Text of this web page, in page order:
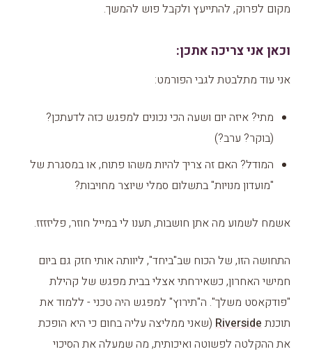
מקום לפרוק, להתייעץ ולקבל פוש להמשך.
וכאן אני צריכה אתכן:
אני עוד מתלבטת לגבי הפורמט:
מתי? איזה יום ושעה הכי נכונים למפגש כזה לדעתכן?
(בוקר? ערב?)
המודל? האם זה צריך להיות משהו פתוח, או במסגרת של
"מועדון מנויות" בתשלום סמלי שיוצר מחויבות?
אשמח לשמוע מה אתן חושבות, תענו לי במייל חוזר, פליזזזז.
התחושה הזו, של הכוח שב"ביחד", ליוותה אותי חזק גם ביום
חמישי האחרון, כשאירחתי אצלי בבית מפגש של קהילת
"פודקאסט משלך". ה"תירוץ" למפגש היה טכני - ללמוד את
תוכנתRiverside (שאני ממליצה עליה בחום כי היא הופכת
את ההקלטה לפשוטה ואיכותית, מה שמעלה את הסיכוי